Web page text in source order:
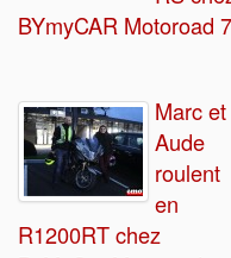
BYmyCAR Motoroad
Marc et
Aude
roulent
en
R1200RT chez